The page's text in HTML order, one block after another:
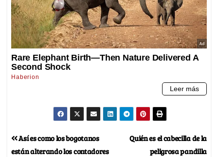
Quién es el cabecilla de la
peligrosa pandilla
Así es como los bogotanos
están alterando los contadores